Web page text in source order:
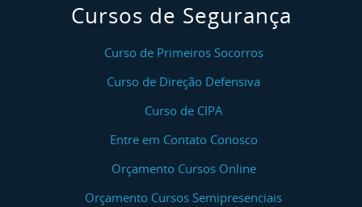
Cursos de Segurança
Curso de Primeiros Socorros
Curso de Direção Defensiva
Curso de CIPA
Entre em Contato Conosco
Orçamento Cursos Online
Orçamento Cursos Semipresenciais